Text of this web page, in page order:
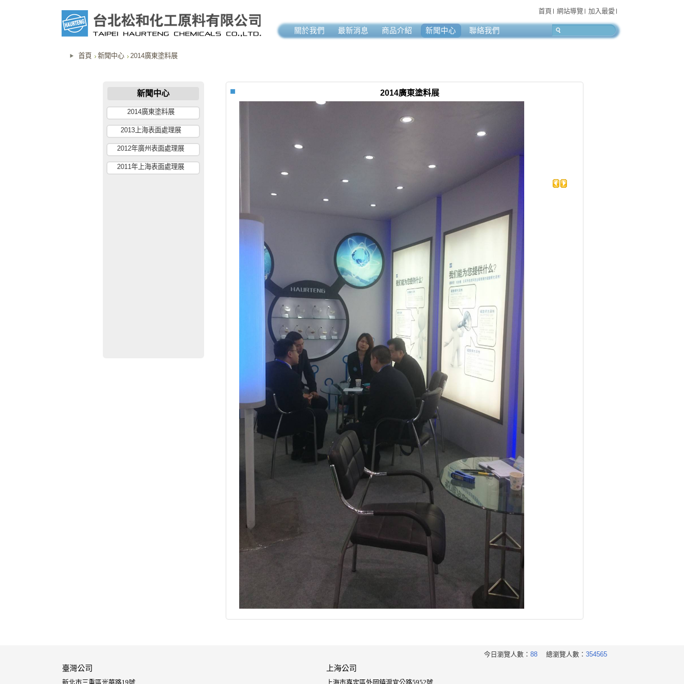
首頁 網站導覽 加入最愛
關於我們 最新消息 商品介紹 新聞中心 聯絡我們
首頁 新聞中心 2014廣東塗料展
新聞中心
2014廣東塗料展
2013上海表面處理展
2012年廣州表面處理展
2011年上海表面處理展
2014廣東塗料展
今日瀏覽人數： 88 總瀏覽人數： 354565
臺灣公司 上海公司
新北市三重區光華路19號 上海市嘉定區外岡鎮滬宜公路5952號